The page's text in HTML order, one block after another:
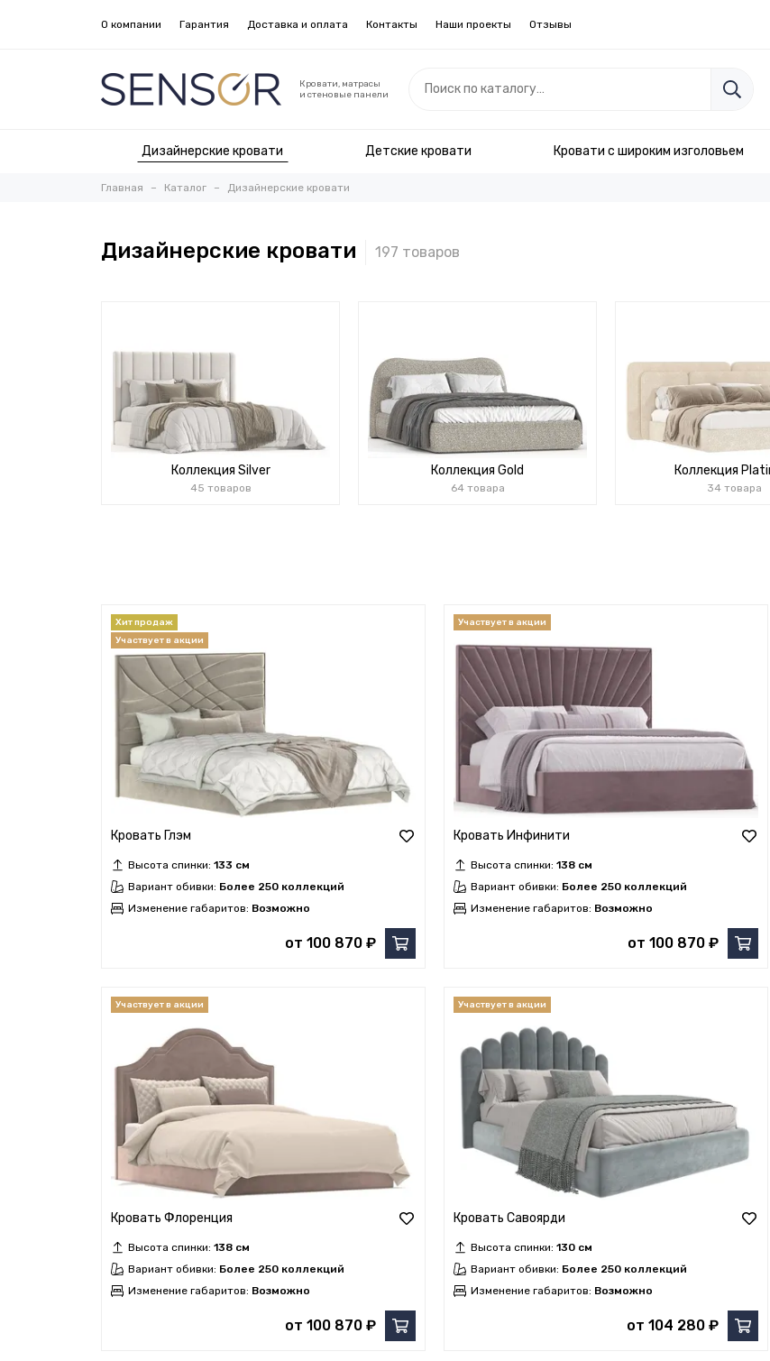
О компании Гарантия Доставка и оплата Контакты Наши проекты Отзывы
Кровати, матрасы
и стеновые панели
Дизайнерские кровати Детские кровати Кровати с широким изголовьем
Главная Каталог Дизайнерские кровати
Дизайнерские кровати
Коллекция Silver
45 товаров
Коллекция Gold
64 товара
Коллекция
34 товара
Кровать Глэм
Высота спинки: 133 см
Вариант обивки: Более 250 коллекций
Изменение габаритов: Возможно
от 100 870 ₽
Кровать Инфинити
Высота спинки: 138 см
Вариант обивки: Более 250 коллекций
Изменение габаритов: Возможно
от 100 870 ₽
Кровать Флоренция
Высота спинки: 138 см
Вариант обивки: Более 250 коллекций
Изменение габаритов: Возможно
от 100 870 ₽
Кровать Савоярди
Высота спинки: 130 см
Вариант обивки: Более 250 коллекций
Изменение габаритов: Возможно
от 104 280 ₽